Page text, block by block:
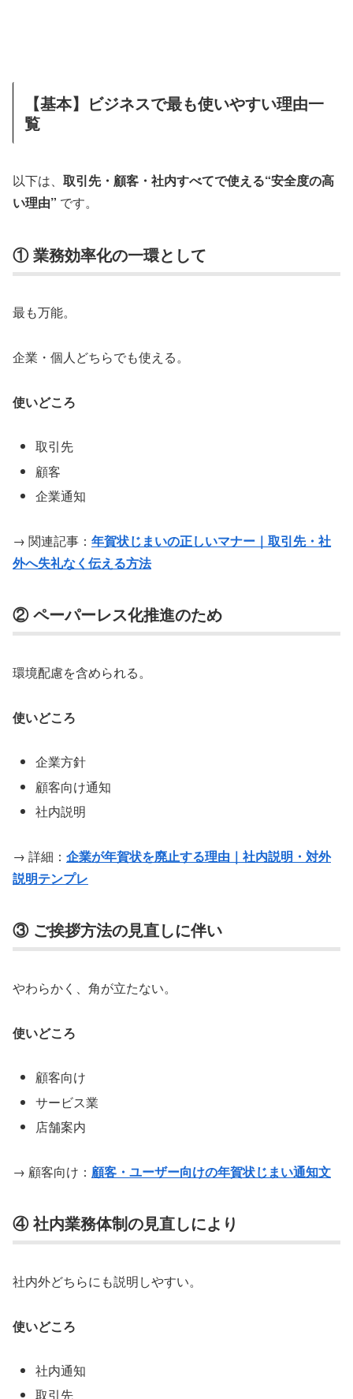
【基本】ビジネスで最も使いやすい理由一
覧
以下は、 取引先・顧客・社内すべてで使える“安全度の高
い理由” です。
① 業務効率化の一環として
最も万能。
企業・個人どちらでも使える。
使いどころ
取引先
顧客
企業通知
→ 関連記事： 年賀状じまいの正しいマナー｜取引先・社
外へ失礼なく伝える方法
② ペーパーレス化推進のため
環境配慮を含められる。
使いどころ
企業方針
顧客向け通知
社内説明
→ 詳細： 企業が年賀状を廃止する理由｜社内説明・対外
説明テンプレ
③ ご挨拶方法の見直しに伴い
やわらかく、角が立たない。
使いどころ
顧客向け
サービス業
店舗案内
→ 顧客向け： 顧客・ユーザー向けの年賀状じまい通知文
④ 社内業務体制の見直しにより
社内外どちらにも説明しやすい。
使いどころ
社内通知
取引先